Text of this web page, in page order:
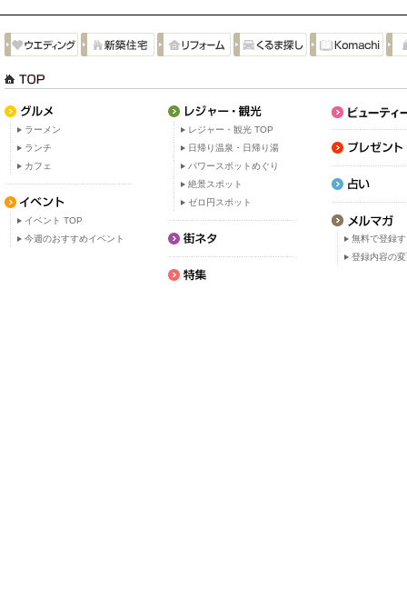
ラーメン
ランチ
カフェ
イベント TOP
今週のおすすめイベント
レジャー・観光 TOP
日帰り温泉・日帰り湯
パワースポットめぐり
絶景スポット
ゼロ円スポット
無料で登録
登録内容の